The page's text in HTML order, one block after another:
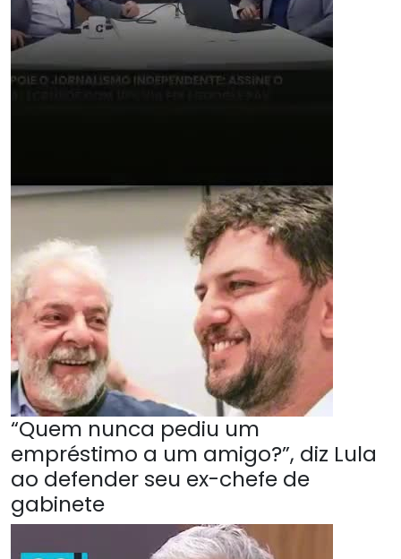
“Quem nunca pediu um
empréstimo a um amigo?”, diz Lula
ao defender seu ex-chefe de
gabinete